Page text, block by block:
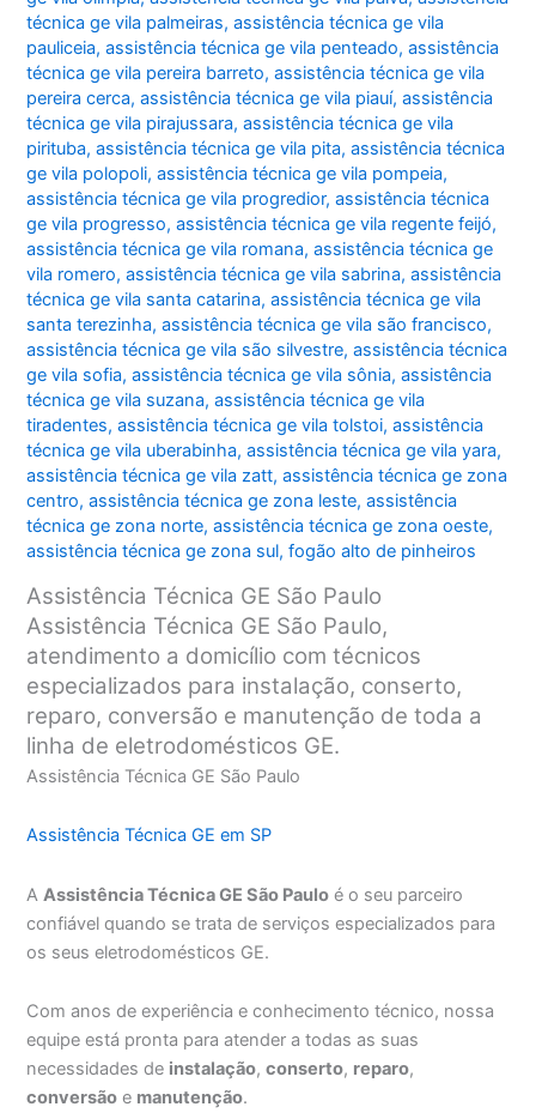
técnica ge vila palmeiras,assistência técnica ge vila
pauliceia,assistência técnica ge vila penteado,assistência
técnica ge vila pereira barreto,assistência técnica ge vila
pereira cerca,assistência técnica ge vila piauí,assistência
técnica ge vila pirajussara,assistência técnica ge vila
pirituba,assistência técnica ge vila pita,assistência técnica
ge vila polopoli,assistência técnica ge vila pompeia,
assistência técnica ge vila progredior,assistência técnica
ge vila progresso,assistência técnica ge vila regente feijó,
assistência técnica ge vila romana,assistência técnica ge
vila romero,assistência técnica ge vila sabrina,assistência
técnica ge vila santa catarina,assistência técnica ge vila
santa terezinha,assistência técnica ge vila são francisco,
assistência técnica ge vila são silvestre,assistência técnica
ge vila sofia,assistência técnica ge vila sônia,assistência
técnica ge vila suzana,assistência técnica ge vila
tiradentes,assistência técnica ge vila tolstoi,assistência
técnica ge vila uberabinha,assistência técnica ge vila yara,
assistência técnica ge vila zatt,assistência técnica ge zona
centro,assistência técnica ge zona leste,assistência
técnica ge zona norte,assistência técnica ge zona oeste,
assistência técnica ge zona sul,fogão alto de pinheiros
Assistência Técnica GE São Paulo
Assistência Técnica GE São Paulo,
atendimento a domicílio com técnicos
especializados para instalação, conserto,
reparo, conversão e manutenção de toda a
linha de eletrodomésticos GE.
Assistência Técnica GE São Paulo
Assistência Técnica GE em SP
AAssistência Técnica GE São Paulo é o seu parceiro
confiável quando se trata de serviços especializados para
os seus eletrodomésticos GE.
Com anos de experiência e conhecimento técnico, nossa
equipe está pronta para atender a todas as suas
necessidades de instalação,conserto, reparo,
conversão e manutenção.